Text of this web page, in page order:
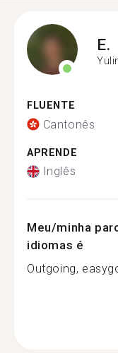
E.
FLUENTE
Cantonês
APRENDE
Inglês
Meu/minha
idiomas é
Outgoing,